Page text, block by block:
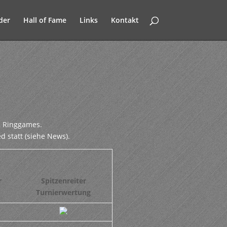
Hall of Fame Links Kontakt
statt (siehe News).
Spitzenreiter
Turnierwertung